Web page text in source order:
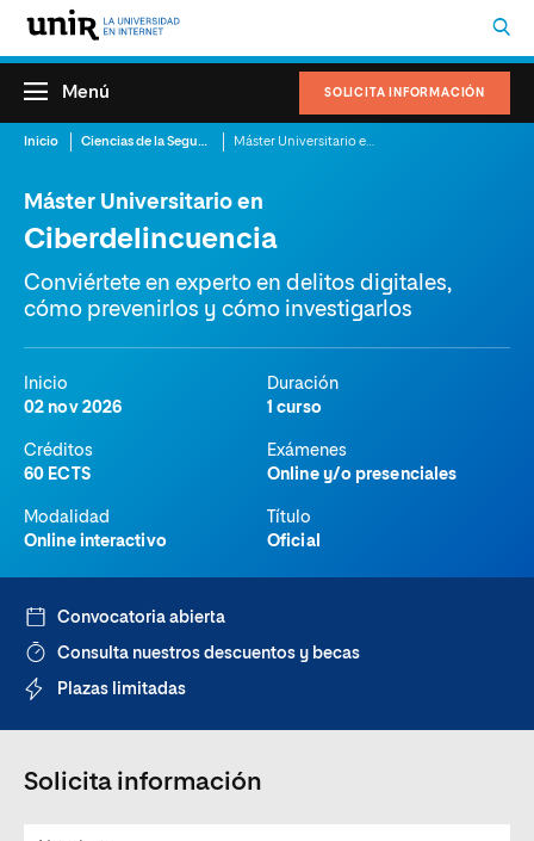
SOLICITA INFORMACIÓN
Menú
Inicio Ciencias de la Seguridad
Máster Universitario en
Ciberdelincuencia
Conviértete en experto en delitos digitales,
cómo prevenirlos y cómo investigarlos
Inicio
02 nov 2026
Duración
1 curso
Créditos
60 ECTS
Exámenes
Online y/o presenciales
Modalidad
Online interactivo
Título
Oficial
Convocatoria abierta
Consulta nuestros descuentos y becas
Plazas limitadas
Solicita información